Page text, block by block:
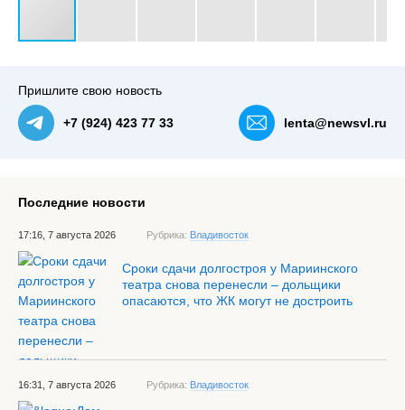
Пришлите свою новость
+7 (924) 423 77 33 lenta@newsvl.ru
Последние новости
17:16, 7 августа 2026 Рубрика: Владивосток
Сроки сдачи долгостроя у Мариинского
театра снова перенесли – дольщики
опасаются, что ЖК могут не достроить
16:31, 7 августа 2026 Рубрика: Владивосток